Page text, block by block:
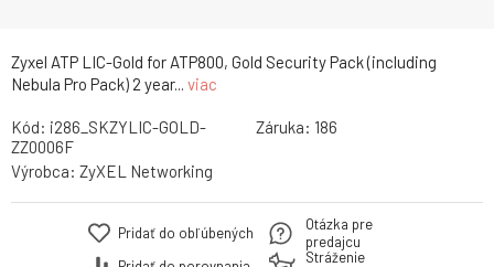
Zyxel ATP LIC-Gold for ATP800, Gold Security Pack (including
Nebula Pro Pack) 2 year... viac
Kód: i286_SKZYLIC-GOLD-
ZZ0006F
Záruka: 186
Výrobca: ZyXEL Networking
Pridať do obľúbených
Otázka pre
predajcu
Stráženie